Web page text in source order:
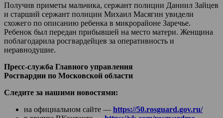
Получив приметы мальчика, сержант полиции Даниил Зайцев
и старший сержант полиции Михаил Масягин увидели
схожего по описанию ребенка в микрорайоне Заречье.
Ребенок был передан прибывшей на место матери. Женщина
поблагодарила росгвардейцев за оперативность и
неравнодушие.
Пресс-служба Главного управления
Росгвардии по Московской области
Следите за нашими новостями:
на официальном сайте — https://50.rosguard.gov.ru/